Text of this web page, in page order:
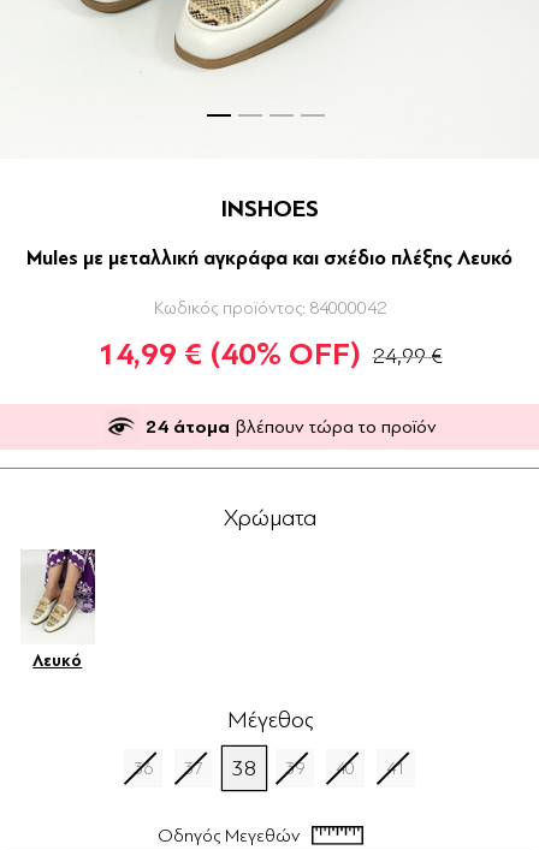
INSHOES
Mules με μεταλλική αγκράφα και σχέδιο πλέξης Λευκό
Κωδικός προϊόντος: 84000042
14,99 € (40% OFF) 24,99 €
24 άτομα βλέπουν τώρα το προϊόν
Χρώματα
Λευκό
Μέγεθος
36 37 38 39 40 41
Οδηγός Μεγεθών